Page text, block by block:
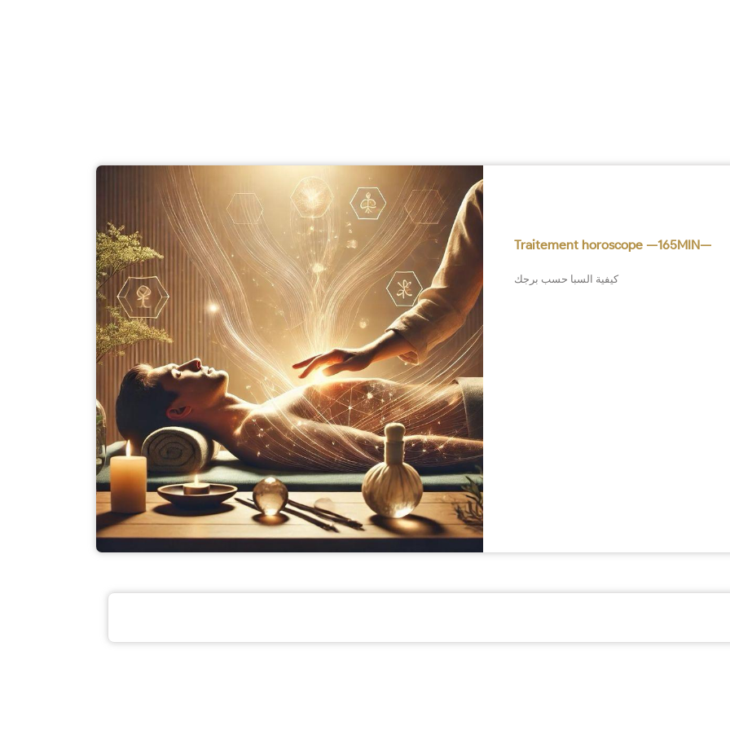
Traitement horoscope —165MIN—
كيفية السبا حسب برجك